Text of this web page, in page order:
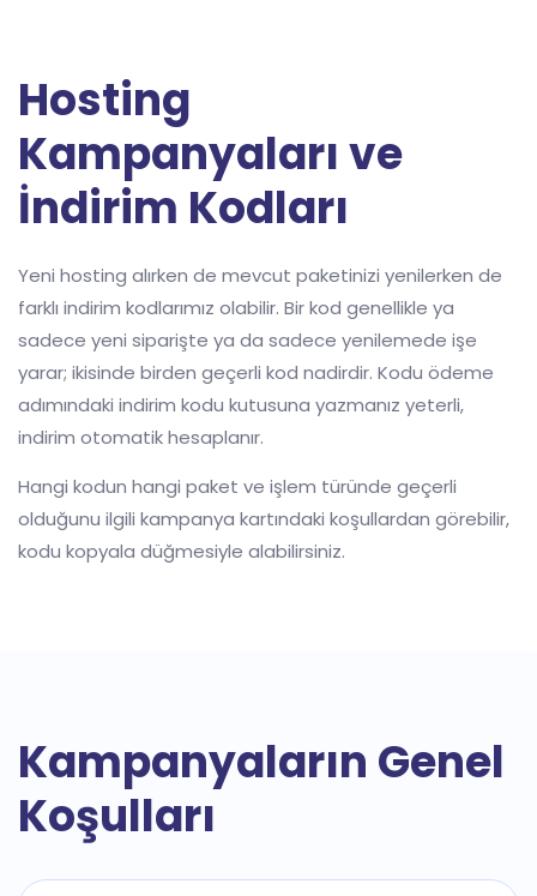
Hosting
Kampanyaları ve
İndirim Kodları
Yeni hosting alırken de mevcut paketinizi yenilerken de
farklı indirim kodlarımız olabilir. Bir kod genellikle ya
sadece yeni siparişte ya da sadece yenilemede işe
yarar; ikisinde birden geçerli kod nadirdir. Kodu ödeme
adımındaki indirim kodu kutusuna yazmanız yeterli,
indirim otomatik hesaplanır.
Hangi kodun hangi paket ve işlem türünde geçerli
olduğunu ilgili kampanya kartındaki koşullardan görebilir,
kodu kopyala düğmesiyle alabilirsiniz.
Kampanyaların Genel
Koşulları